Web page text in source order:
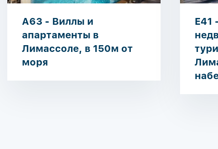
A63 - Виллы и
апартаменты в
Лимассоле, в 150м от
моря
E41